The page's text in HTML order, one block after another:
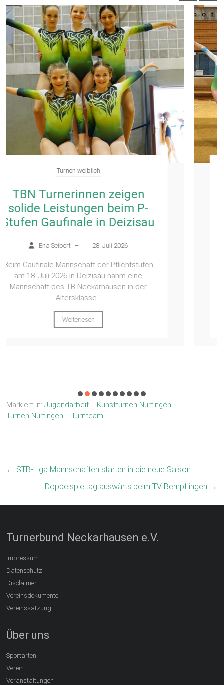
Turnen weiblich
TBN-Turnerinnen gewinnen
LK2-Gaufinale Mannschaft in
Deizisau
Ena Seibert – 26. Juli 2026
Am Samstag, den 18.08.2026, traten zwei
Mannschaften der WTG FilderNeckar in
Deizisau beim Gaufinale Mannschaft in der
Leistungsklasse 2 an....
Markiert in:Jugendarbeit
Kunstturnen Nürtingen
Turnen Nürtingen
Turnteam
← STB-Liga Mannschaften starten in die neue Saison
Doppelspieltag auswärts beim TV Bempflingen →
Turnerbund Neckarhausen e.V.
Impressum
Datenschutz
Disclaimer
Vereinsdokumente
Vereinssatzung
Über uns
Sportarten
Verein
Veranstaltungen